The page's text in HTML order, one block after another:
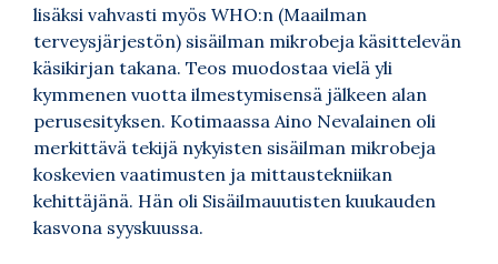
lisäksi vahvasti myös WHO:n (Maailman
terveysjärjestön) sisäilman mikrobeja käsittelevän
käsikirjan takana. Teos muodostaa vielä yli
kymmenen vuotta ilmestymisensä jälkeen alan
perusesityksen. Kotimaassa Aino Nevalainen oli
merkittävä tekijä nykyisten sisäilman mikrobeja
koskevien vaatimusten ja mittaustekniikan
kehittäjänä. Hän oli Sisäilmauutisten kuukauden
kasvona syyskuussa.